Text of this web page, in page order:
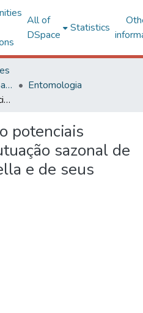
All of
DSpace
Statistics
Ciências Biológicas e da Saúde
Entomologia
Fitoquímicos como potenciais mediadores da flutuação sazonal de Leucoptera coffeella e de seus inimigos naturais
potenciais
sazonal de
e de seus